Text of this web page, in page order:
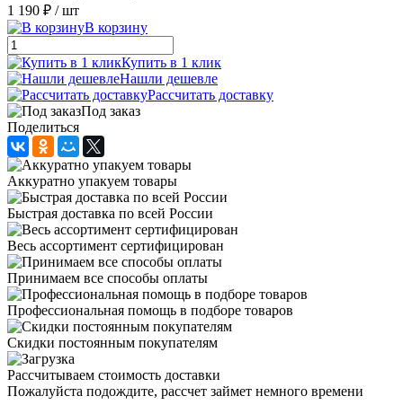
1 190 ₽ / шт
В корзину
Купить в 1 клик
Нашли дешевле
Рассчитать доставку
Под заказ
Поделиться
Аккуратно упакуем товары
Быстрая доставка по всей России
Весь ассортимент сертифицирован
Принимаем все способы оплаты
Профессиональная помощь в подборе товаров
Скидки постоянным покупателям
Рассчитываем стоимость доставки
Пожалуйста подождите, рассчет займет немного времени